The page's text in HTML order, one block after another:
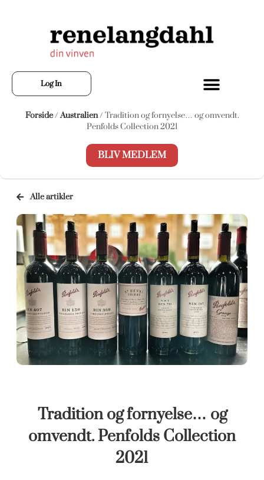
Log In
Forside/Australien/ Tradition og fornyelse… og omvendt.
Penfolds Collection 2021
BLIV MEDLEM
Alle artikler
Tradition og fornyelse… og
omvendt. Penfolds Collection
2021